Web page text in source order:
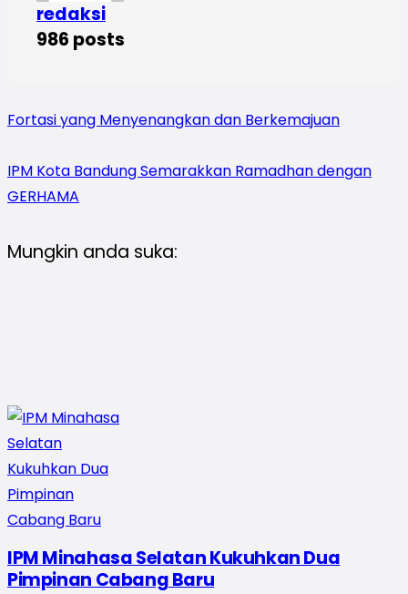
redaksi
986 posts
Fortasi yang Menyenangkan dan Berkemajuan
IPM Kota Bandung Semarakkan Ramadhan dengan
GERHAMA
Mungkin anda suka:
IPM Minahasa Selatan Kukuhkan Dua
Pimpinan Cabang Baru